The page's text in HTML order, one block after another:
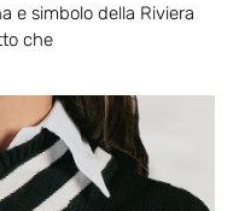
e simbolo della Riviera
che